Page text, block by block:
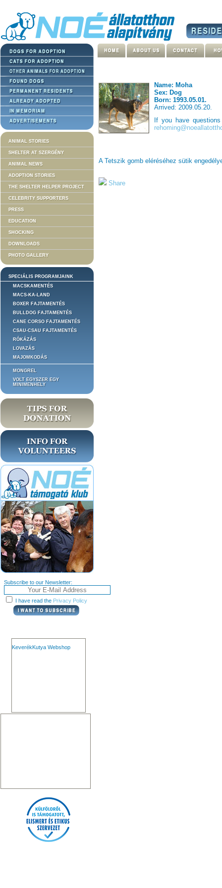
ANIMAL STORIES
SHELTER AT SZERGÉNY
ANIMAL NEWS
ADOPTION STORIES
THE SHELTER HELPER PROJECT
CELEBRITY SUPPORTERS
PRESS
EDUCATION
SHOCKING
DOWNLOADS
PHOTO GALLERY
SPECIÁLIS PROGRAMJAINK
MACSKAMENTÉS
MACS-KA-LAND
BOXER FAJTAMENTÉS
BULLDOG FAJTAMENTÉS
CANE CORSO FAJTAMENTÉS
CSAU-CSAU FAJTAMENTÉS
RÓKÁZÁS
LOVAZÁS
MAJOMKODÁS
MONGREL
VOLT EGYSZER EGY
MINIMENHELY
Subscribe to our Newsletter:
I have read the Privacy Policy
KeverékKutya Webshop
Name: Moha
Sex: Dog
Born: 1993.05.01.
Arrived: 2009.05.20.
If you have
A Tetszik gomb eléréséhez sütik
Share